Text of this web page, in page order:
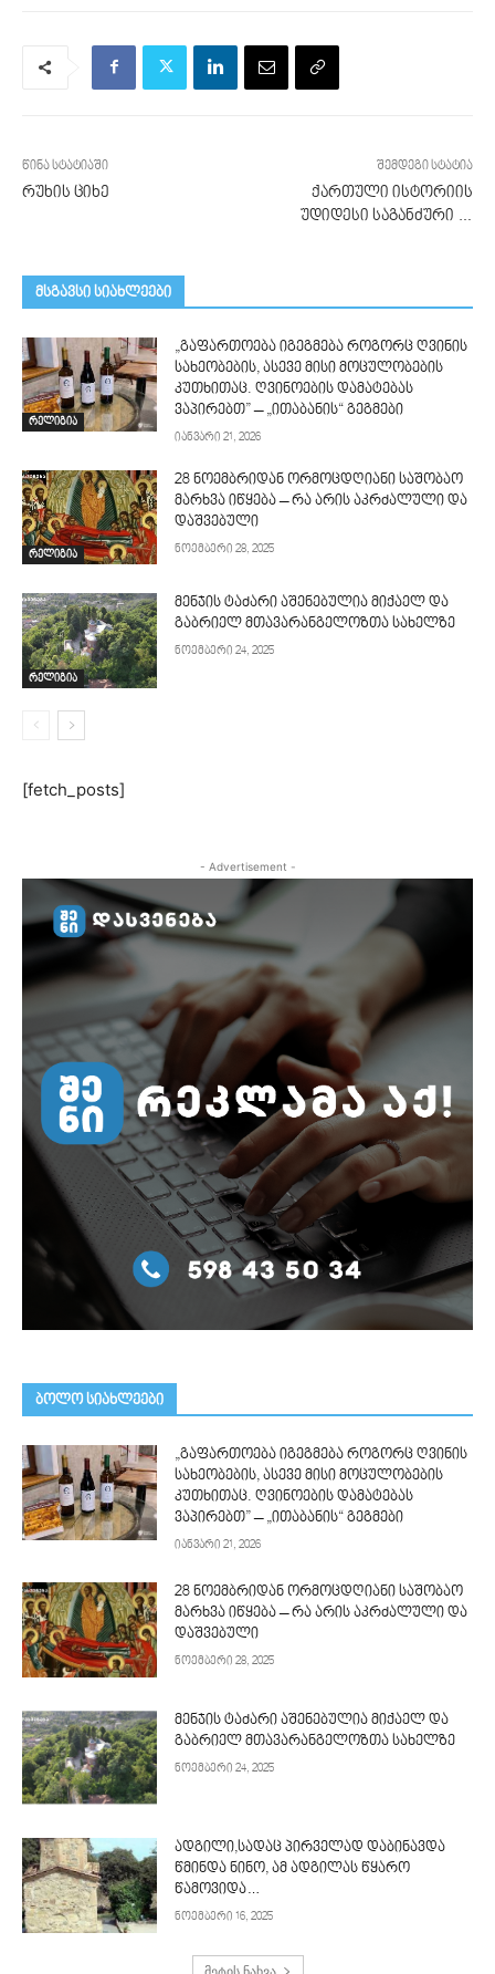
წინა სტატიაში
რუხის ციხე
შემდეგი სტატია
ქართული ისტორიის
უდიდესი საგანძური …
მსგავსი სიახლეები
რელიგია
„გაფართოება იგეგმება როგორც ღვინის
სახეობების, ასევე მისი მოცულობების
კუთხითაც. ღვინოების დამატებას
ვაპირებთ” – „ითაბანის“ გეგმები
იანვარი 21, 2026
რელიგია
28 ნოემბრიდან ორმოცდღიანი საშობაო
მარხვა იწყება – რა არის აკრძალული და
დაშვებული
ნოემბერი 28, 2025
რელიგია
მენჯის ტაძარი აშენებულია მიქაელ და
გაბრიელ მთავარანგელოზთა სახელზე
ნოემბერი 24, 2025
[fetch_posts]
- Advertisement -
ᲑᲝᲚᲝ ᲡᲘᲐᲮᲚᲔᲔᲑᲘ
„გაფართოება იგეგმება როგორც ღვინის
სახეობების, ასევე მისი მოცულობების
კუთხითაც. ღვინოების დამატებას
ვაპირებთ” – „ითაბანის“ გეგმები
იანვარი 21, 2026
28 ნოემბრიდან ორმოცდღიანი საშობაო
მარხვა იწყება – რა არის აკრძალული და
დაშვებული
ნოემბერი 28, 2025
მენჯის ტაძარი აშენებულია მიქაელ და
გაბრიელ მთავარანგელოზთა სახელზე
ნოემბერი 24, 2025
ადგილი,სადაც პირველად დაბინავდა
წმინდა ნინო, ამ ადგილას წყარო
წამოვიდა…
ნოემბერი 16, 2025